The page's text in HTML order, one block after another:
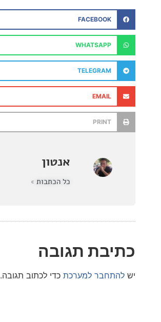
FACEBOOK
WHATSAPP
TELEGRAM
אנטון
תגובה
למערכתכדי לכתוב תגובה.